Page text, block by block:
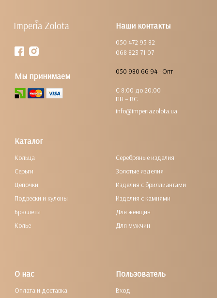
Наши контакты
050 472 95 82
068 823 71 07
050 980 66 94 - Опт
С 8:00 до 20:00
ПН – ВС
info@imperiazolota.ua
Мы принимаем
Каталог
Кольца
Серьги
Цепочки
Подвески и кулоны
Браслеты
Колье
Серебряные изделия
Золотые изделия
Изделия с бриллиантами
Изделия с камнями
Для женщин
Для мужчин
О нас
Оплата и доставка
Пользователь
Вход